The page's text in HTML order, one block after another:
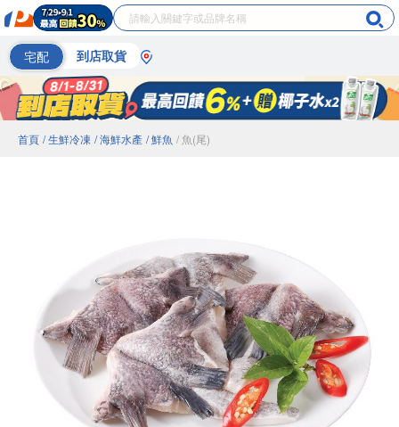
宅配 到店取貨
首頁 / 生鮮冷凍 / 海鮮水產 / 鮮魚 / 魚(尾)